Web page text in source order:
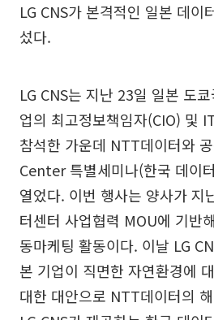
LG CNS가 본격적인 일본 데이
섰다.
LG CNS는 지난 23일 일본 도
업의 최고정보책임자(CIO) 및
참석한 가운데 NTT데이터와
Center 특별세미나(한국 데이
열었다. 이번 행사는 양사가 지
터센터 사업협력 MOU에 기반
동마케팅 활동이다. 이날 LG
본 기업이 직면한 자연환경에
대한 대안으로 NTT데이터의